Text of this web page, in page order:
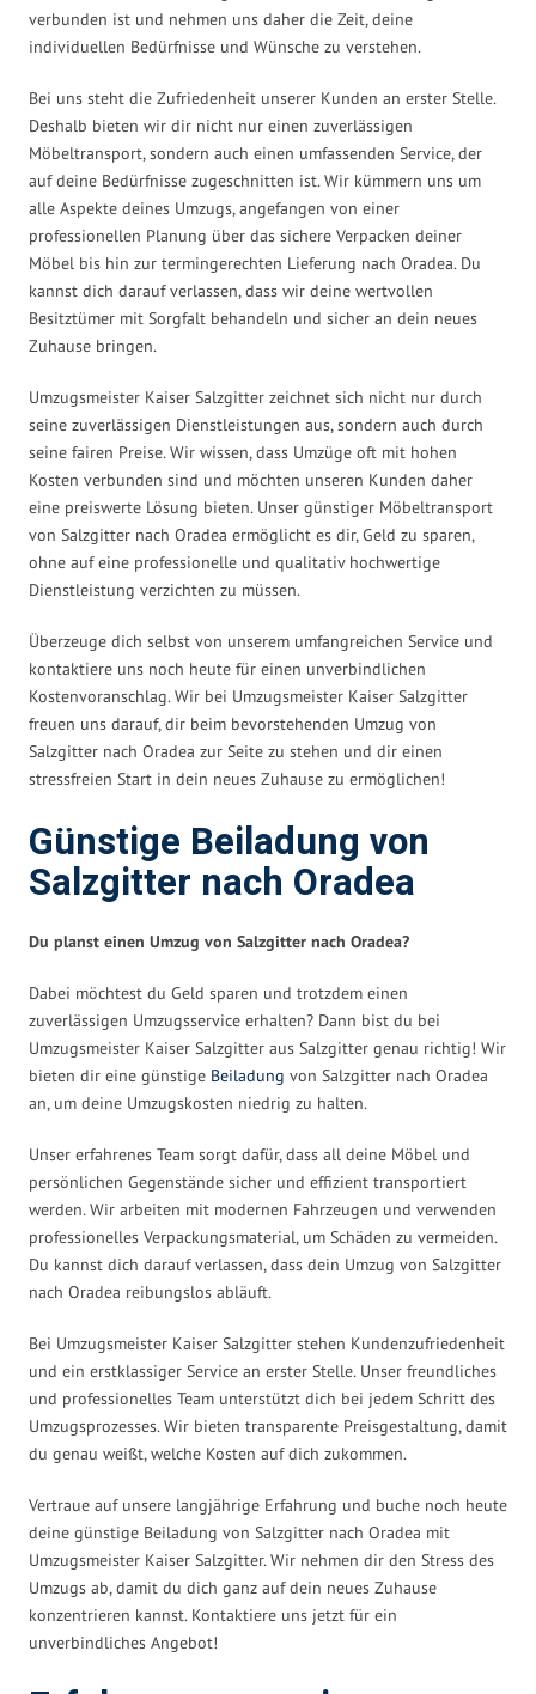
verbunden ist und nehmen uns daher die Zeit, deine
individuellen Bedürfnisse und Wünsche zu verstehen.
Bei uns steht die Zufriedenheit unserer Kunden an erster Stelle.
Deshalb bieten wir dir nicht nur einen zuverlässigen
Möbeltransport, sondern auch einen umfassenden Service, der
auf deine Bedürfnisse zugeschnitten ist. Wir kümmern uns um
alle Aspekte deines Umzugs, angefangen von einer
professionellen Planung über das sichere Verpacken deiner
Möbel bis hin zur termingerechten Lieferung nach Oradea. Du
kannst dich darauf verlassen, dass wir deine wertvollen
Besitztümer mit Sorgfalt behandeln und sicher an dein neues
Zuhause bringen.
Umzugsmeister Kaiser Salzgitter zeichnet sich nicht nur durch
seine zuverlässigen Dienstleistungen aus, sondern auch durch
seine fairen Preise. Wir wissen, dass Umzüge oft mit hohen
Kosten verbunden sind und möchten unseren Kunden daher
eine preiswerte Lösung bieten. Unser günstiger Möbeltransport
von Salzgitter nach Oradea ermöglicht es dir, Geld zu sparen,
ohne auf eine professionelle und qualitativ hochwertige
Dienstleistung verzichten zu müssen.
Überzeuge dich selbst von unserem umfangreichen Service und
kontaktiere uns noch heute für einen unverbindlichen
Kostenvoranschlag. Wir bei Umzugsmeister Kaiser Salzgitter
freuen uns darauf, dir beim bevorstehenden Umzug von
Salzgitter nach Oradea zur Seite zu stehen und dir einen
stressfreien Start in dein neues Zuhause zu ermöglichen!
Günstige Beiladung von
Salzgitter nach Oradea
Du planst einen Umzug von Salzgitter nach Oradea?
Dabei möchtest du Geld sparen und trotzdem einen
zuverlässigen Umzugsservice erhalten? Dann bist du bei
Umzugsmeister Kaiser Salzgitter aus Salzgitter genau richtig! Wir
bieten dir eine günstige Beiladung von Salzgitter nach Oradea
an, um deine Umzugskosten niedrig zu halten.
Unser erfahrenes Team sorgt dafür, dass all deine Möbel und
persönlichen Gegenstände sicher und effizient transportiert
werden. Wir arbeiten mit modernen Fahrzeugen und verwenden
professionelles Verpackungsmaterial, um Schäden zu vermeiden.
Du kannst dich darauf verlassen, dass dein Umzug von Salzgitter
nach Oradea reibungslos abläuft.
Bei Umzugsmeister Kaiser Salzgitter stehen Kundenzufriedenheit
und ein erstklassiger Service an erster Stelle. Unser freundliches
und professionelles Team unterstützt dich bei jedem Schritt des
Umzugsprozesses. Wir bieten transparente Preisgestaltung, damit
du genau weißt, welche Kosten auf dich zukommen.
Vertraue auf unsere langjährige Erfahrung und buche noch heute
deine günstige Beiladung von Salzgitter nach Oradea mit
Umzugsmeister Kaiser Salzgitter. Wir nehmen dir den Stress des
Umzugs ab, damit du dich ganz auf dein neues Zuhause
konzentrieren kannst. Kontaktiere uns jetzt für ein
unverbindliches Angebot!